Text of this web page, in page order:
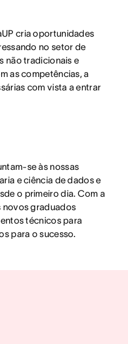
cria oportunidades
no setor de
não tradicionais e
as competências, a
com vista a entrar
se às nossas
e ciência de dados e
o primeiro dia. Com a
novos graduados
técnicos para
para o sucesso.